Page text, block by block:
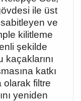
ile üst
sabitleyen ve
kilitleme
şekilde
kaçaklarını
katkı
olarak filtre
yeniden